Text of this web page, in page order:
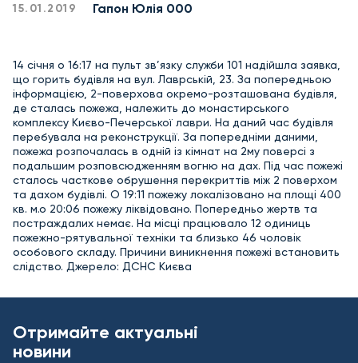
15.01.2019 Гапон Юлія 000
14 січня о 16:17 на пульт зв’язку служби 101 надійшла заявка,
що горить будівля на вул. Лаврській, 23. За попередньою
інформацією, 2-поверхова окремо-розташована будівля,
де сталась пожежа, належить до монастирського
комплексу Києво-Печерської лаври. На даний час будівля
перебувала на реконструкції. За попередніми даними,
пожежа розпочалась в одній із кімнат на 2му поверсі з
подальшим розповсюдженням вогню на дах. Під час пожежі
сталось часткове обрушення перекриттів між 2 поверхом
та дахом будівлі. О 19:11 пожежу локалізовано на площі 400
кв. м.о 20:06 пожежу ліквідовано. Попередньо жертв та
постраждалих немає. На місці працювало 12 одиниць
пожежно-рятувальної техніки та близько 46 чоловік
особового складу. Причини виникнення пожежі встановить
слідство. Джерело: ДСНС Києва
Отримайте актуальні
новини